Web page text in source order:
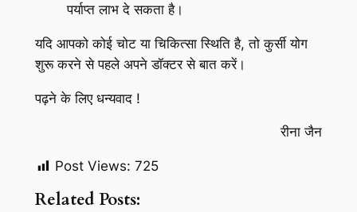
पर्याप्त लाभ दे सकता है।
यदि आपको कोई चोट या चिकित्सा स्थिति है, तो कुर्सी योग
शुरू करने से पहले अपने डॉक्टर से बात करें।
पढ़ने के लिए धन्यवाद !
रीना जैन
Post Views: 725
Related Posts: